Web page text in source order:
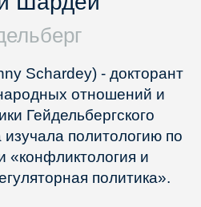
Schardey) - докторант
отношений и
Гейдельбергского
политологию по
«конфликтология и
политика».